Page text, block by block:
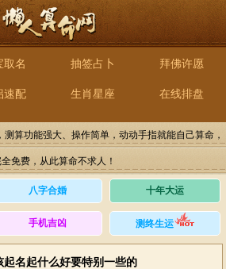
取名 抽签占卜 拜佛许愿
速配 生肖星座 在线排盘
算功能强大、操作简单，动动手指就能自己算命，
免费，从此算命不求人！
八字合婚 十年大运
手机吉凶 测终生运
起名起什么好要特别一些的